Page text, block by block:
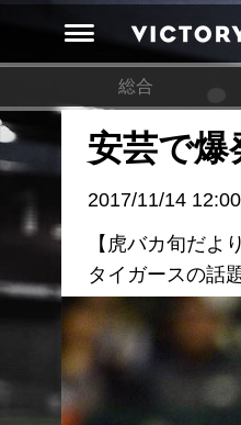
総合
安芸で爆
2017/11/14 12:00
【虎バカ旬だ
タイガースの話